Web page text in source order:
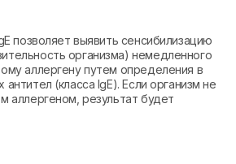
позволяет выявить сенсибилизацию
организма) немедленного
аллергену путем определения в
антител (класса IgE). Если организм не
аллергеном, результат будет